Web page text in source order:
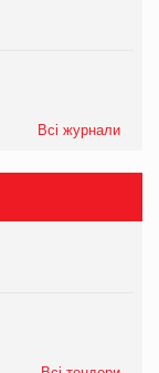
Всі журнали